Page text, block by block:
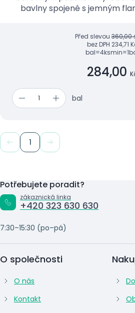
bavlny spojené s jemným
Před slevou360,00
bez DPH 234,71
bal=4ks
284,00
bal
1
Potřebujete poradit?
zákaznická linka
+420 323 630 630
7:30–15:30 (po–pá)
O společnosti
O nás
Kontakt